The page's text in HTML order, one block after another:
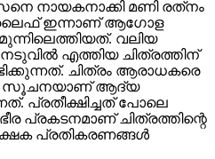
നായകനാക്കി മണി രത്‌നം
ലൈഫ് ഇന്നാണ് ആഗോള
വലിയ
എത്തിയ ചിത്രത്തിന്
ചിത്രം ആരാധകരെ
സൂചനയാണ് ആദ്യ
പ്രതീക്ഷിച്ചത് പോലെ
പ്രകടനമാണ് ചിത്രത്തിന്റെ
പ്രതികരണങ്ങൾ